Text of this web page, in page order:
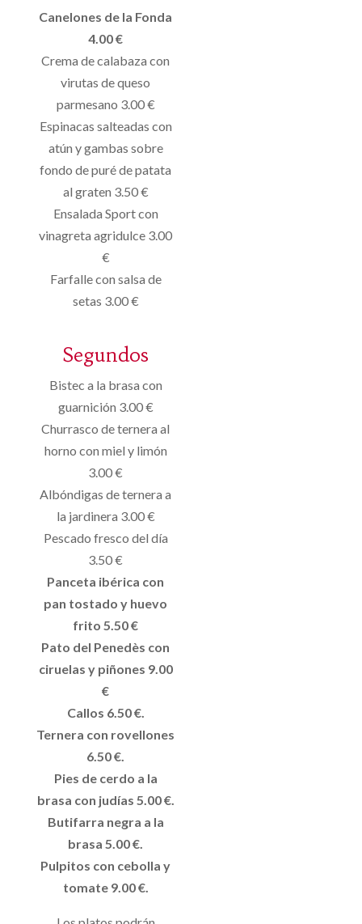
Canelones de la Fonda
4.00 €
Crema de calabaza con
virutas de queso
parmesano 3.00 €
Espinacas salteadas con
atún y gambas sobre
fondo de puré de patata
al graten 3.50 €
Ensalada Sport con
vinagreta agridulce 3.00
€
Farfalle con salsa de
setas 3.00 €
Segundos
Bistec a la brasa con
guarnición 3.00 €
Churrasco de ternera al
horno con miel y limón
3.00 €
Albóndigas de ternera a
la jardinera 3.00 €
Pescado fresco del día
3.50 €
Panceta ibérica con
pan tostado y huevo
frito 5.50 €
Pato del Penedès con
ciruelas y piñones 9.00
€
Callos 6.50 €.
Ternera con rovellones
6.50 €.
Pies de cerdo a la
brasa con judías 5.00 €.
Butifarra negra a la
brasa 5.00 €.
Pulpitos con cebolla y
tomate 9.00 €.